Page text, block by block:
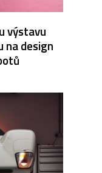
výstavu
na design